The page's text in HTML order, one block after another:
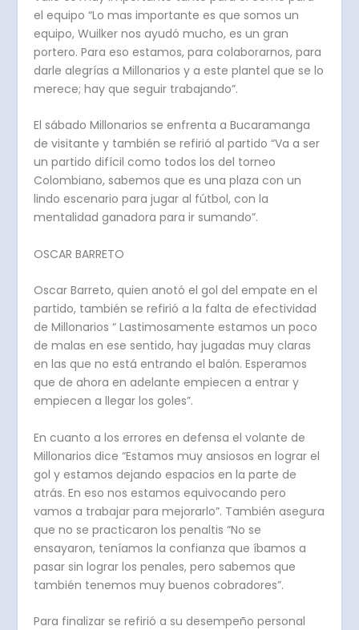
el equipo “Lo mas importante es que somos un
equipo, Wuilker nos ayudó mucho, es un gran
portero. Para eso estamos, para colaborarnos, para
darle alegrías a Millonarios y a este plantel que se lo
merece; hay que seguir trabajando”.
El sábado Millonarios se enfrenta a Bucaramanga
de visitante y también se refirió al partido “Va a ser
un partido difícil como todos los del torneo
Colombiano, sabemos que es una plaza con un
lindo escenario para jugar al fútbol, con la
mentalidad ganadora para ir sumando”.
OSCAR BARRETO
Oscar Barreto, quien anotó el gol del empate en el
partido, también se refirió a la falta de efectividad
de Millonarios “ Lastimosamente estamos un poco
de malas en ese sentido, hay jugadas muy claras
en las que no está entrando el balón. Esperamos
que de ahora en adelante empiecen a entrar y
empiecen a llegar los goles”.
En cuanto a los errores en defensa el volante de
Millonarios dice “Estamos muy ansiosos en lograr el
gol y estamos dejando espacios en la parte de
atrás. En eso nos estamos equivocando pero
vamos a trabajar para mejorarlo”. También asegura
que no se practicaron los penaltis “No se
ensayaron, teníamos la confianza que íbamos a
pasar sin lograr los penales, pero sabemos que
también tenemos muy buenos cobradores”.
Para finalizar se refirió a su desempeño personal